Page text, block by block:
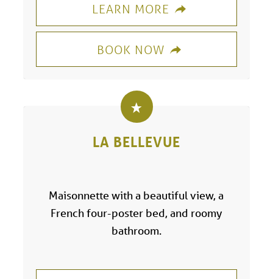
LEARN MORE
BOOK NOW
LA BELLEVUE
Maisonnette with a beautiful view, a
French four-poster bed, and roomy
bathroom.